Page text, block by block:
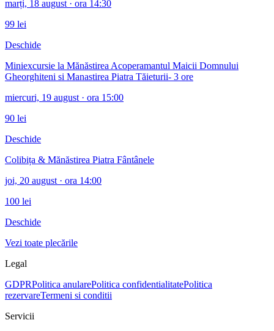
marți, 18 august · ora 14:30
99 lei
Deschide
Miniexcursie la Mănăstirea Acoperamantul Maicii Domnului
Gheorghiteni si Manastirea Piatra Tăieturii- 3 ore
miercuri, 19 august · ora 15:00
90 lei
Deschide
Colibița & Mănăstirea Piatra Fântânele
joi, 20 august · ora 14:00
100 lei
Deschide
Vezi toate plecările
Legal
GDPRPolitica anularePolitica confidentialitatePolitica
rezervareTermeni si conditii
Servicii